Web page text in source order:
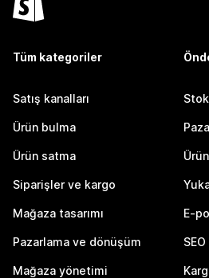
Tüm kategoriler
Satış kanalları
Ürün bulma
Ürün satma
Siparişler ve kargo
Mağaza tasarımı
Pazarlama ve dönüşüm
Mağaza yönetimi
E-
SEO